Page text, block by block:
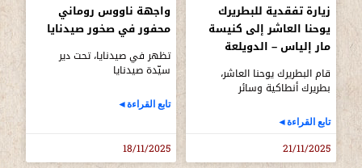
زيارة تفقدية للبطريرك
يوحنا العاشر إلى كنيسة
مار إلياس – الدويلعة
قام البطريرك يوحنا العاشر،
بطريرك أنطاكية وسائر
تابع القراءة◄
21/11/2025
واجهة ناووس روماني
محفور في صخور صيدنايا
تظهر في صيدنايا، تحت دير
سيّدة صيدنايا
تابع القراءة◄
18/11/2025